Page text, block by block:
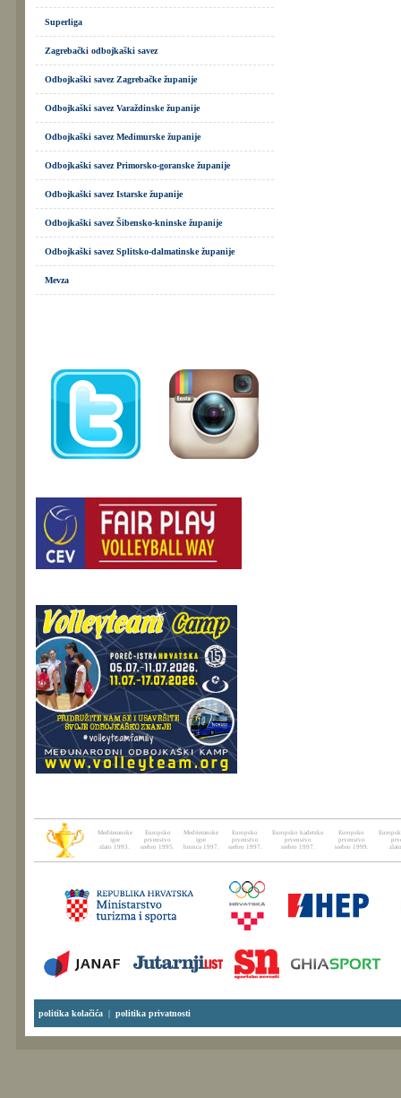
Superliga
Zagrebački odbojkaški savez
Odbojkaški savez Zagrebačke županije
Odbojkaški savez Varaždinske županije
Odbojkaški savez Međimurske županije
Odbojkaški savez Primorsko-goranske županije
Odbojkaški savez Istarske županije
Odbojkaški savez Šibensko-kninske županije
Odbojkaški savez Splitsko-dalmatinske županije
Mevza
Mediteranske
igre
zlato 1993.
Europsko
prvenstvo
srebro 1995.
Mediteranske
igre
bronca 1997.
Europsko
prvenstvo
srebro 1997.
Europsko kadetsko
prvenstvo
srebro 1997.
Europsko
prvenstvo
srebro 1999.
politika kolačića| politika privatnosti